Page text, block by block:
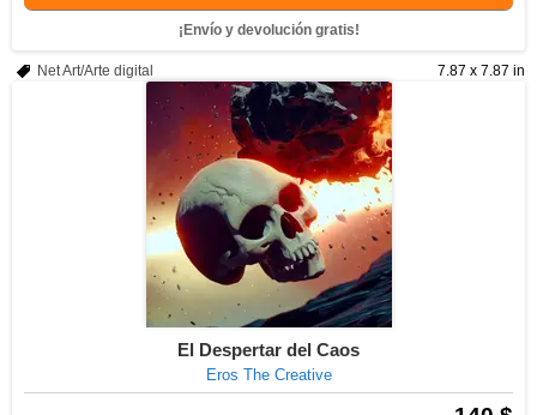
¡Envío y devolución gratis!
7.87 x 7.87 in
Net Art/Arte digital
El Despertar del Caos
Eros The Creative